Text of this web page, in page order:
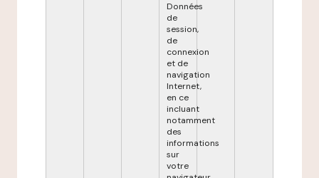
Données
de
session,
de
connexion
et de
navigation
Internet,
en ce
incluant
notamment
des
informations
sur
votre